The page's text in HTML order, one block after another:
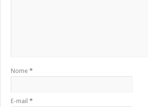
Nome*
E-mail*